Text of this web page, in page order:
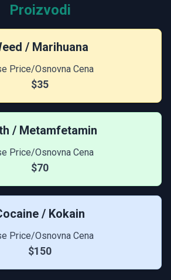
Proizvodi
/ Marihuana
Price/Osnovna Cena
$35
/ Metamfetamin
Price/Osnovna Cena
$70
/ Kokain
Price/Osnovna Cena
$150